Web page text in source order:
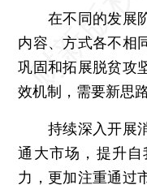
在不同的发展阶
内容、方式各不相
巩固和拓展脱贫攻
效机制，需要新思
持续深入开展消
通大市场，提升
力，更加注重通过